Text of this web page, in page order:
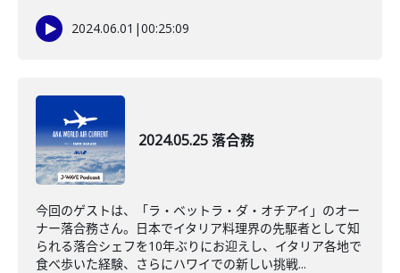
2024.06.01 |00:25:09
2024.05.25 落合務
今回のゲストは、「ラ・ベットラ・ダ・オチアイ」のオー
ナー落合務さん。日本でイタリア料理界の先駆者として知
られる落合シェフを10年ぶりにお迎えし、イタリア各地で
食べ歩いた経験、さらにハワイでの新しい挑戦...